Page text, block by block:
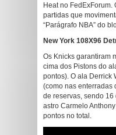
Heat no FedExForum.
partidas que
“Parágrafo NBA” do
New York 108X96
Os Knicks garantiram
cima dos Pistons do
pontos). O ala Derrick
(como nas enterradas
de reservas, sendo 16
astro Carmelo
pontos no total.